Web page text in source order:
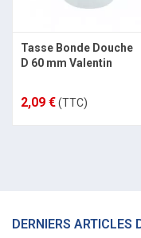
Tasse Bonde Douche
D 60 mm Valentin
2,09 €(TTC)
DERNIERS ARTICLES